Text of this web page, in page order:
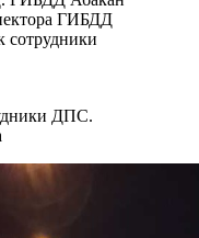
ГИБДД
ДПС.